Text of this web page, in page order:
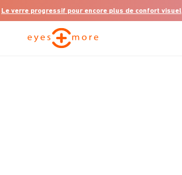
Le verre progressif pour encore plus de confort visuel